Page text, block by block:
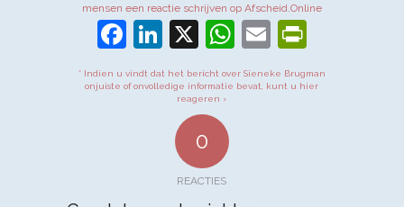
mensen een reactie schrijven op Afscheid.Online
Facebook
LinkedIn
X WhatsApp
Email
* Indien u vindt dat het bericht over Sieneke Brugman
onjuiste of onvolledige informatie bevat, kunt u hier
reageren ›
0
REACTIES